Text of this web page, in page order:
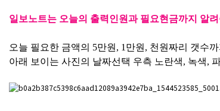
일보노트는 오늘의 출력인원과 필요현금까지 알
오늘 필요한 금액의 5만원, 1만원, 천원짜리 갯수
아래 보이는 사진의 날짜선택 우측 노란색, 녹색,